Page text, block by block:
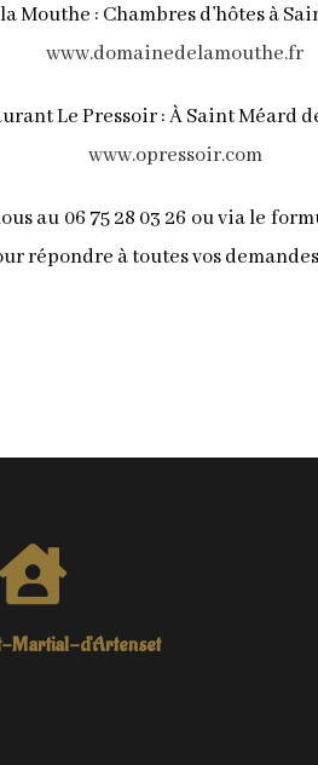
Mouthe : Chambres d’hôtes à
www.domainedelamouthe.fr
Le Pressoir : À Saint Méard
www.opressoir.com
au 06 75 28 03 26 ou via le
répondre à toutes vos
Martial-d'Artenset